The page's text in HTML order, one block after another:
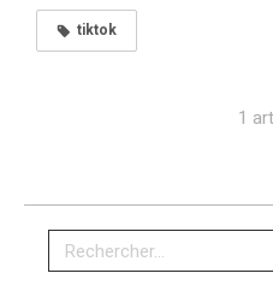
tiktok
1
Rechercher